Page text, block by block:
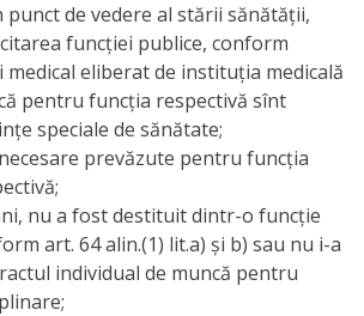
punct de vedere al stării sănătăţii,
funcţiei publice, conform
eliberat de instituţia medicală
pentru funcţia respectivă sînt
speciale de sănătate;
prevăzute pentru funcţia
nu a fost destituit dintr-o funcţie
art. 64 alin.(1) lit.a) şi b) sau nu i-a
individual de muncă pentru